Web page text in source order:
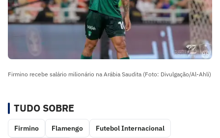
Firmino recebe salário milionário na Arábia Saudita (Foto: Divulgação/Al-Ahli)
TUDO SOBRE
Firmino Flamengo Futebol Internacional